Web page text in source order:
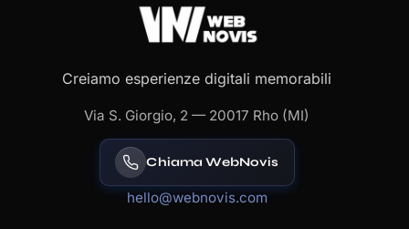
Creiamo esperienze digitali memorabili
Via S. Giorgio, 2 — 20017 Rho (MI)
Chiama WebNovis
hello@webnovis.com